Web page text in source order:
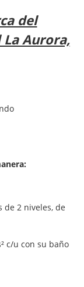
del
Aurora,
de 2 niveles, de
c/u con su baño